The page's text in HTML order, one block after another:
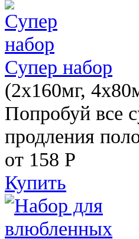
Супер набор
(2х160мг,
Попробуй все
продления
от 158 Р
Купить